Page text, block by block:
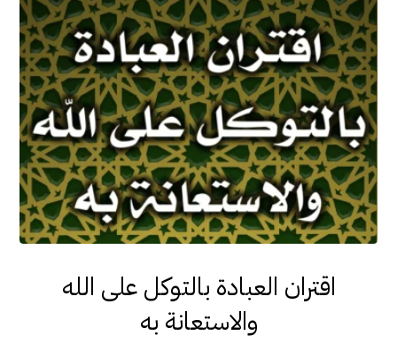
اقتران العبادة بالتوكل على الله
والاستعانة به